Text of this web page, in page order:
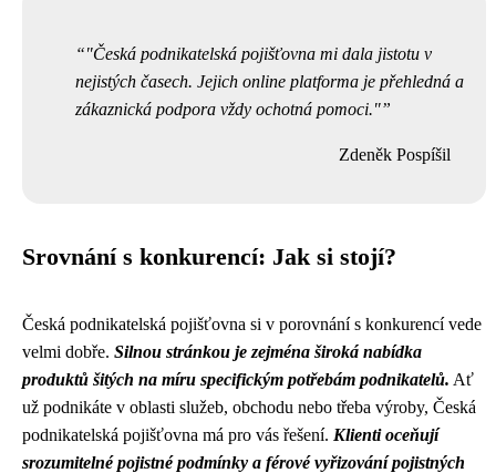
"Česká podnikatelská pojišťovna mi dala jistotu v
nejistých časech. Jejich online platforma je přehledná a
zákaznická podpora vždy ochotná pomoci."
Zdeněk Pospíšil
Srovnání s konkurencí: Jak si stojí?
Česká podnikatelská pojišťovna si v porovnání s konkurencí vede
velmi dobře. Silnou stránkou je zejména široká nabídka
produktů šitých na míru specifickým potřebám podnikatelů. Ať
už podnikáte v oblasti služeb, obchodu nebo třeba výroby, Česká
podnikatelská pojišťovna má pro vás řešení. Klienti oceňují
srozumitelné pojistné podmínky a férové vyřizování pojistných